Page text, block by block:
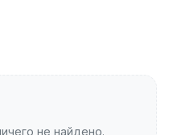
не найдено.